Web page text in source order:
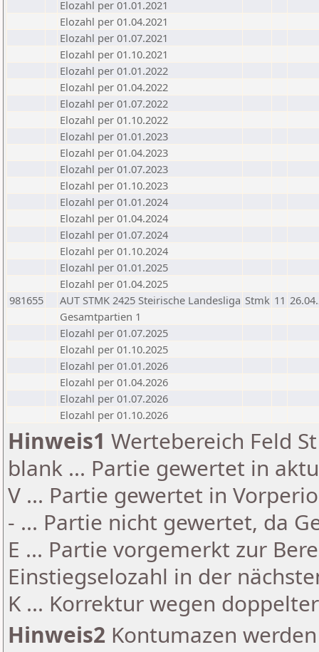
Elozahl per 01.01.2021
Elozahl per 01.04.2021
Elozahl per 01.07.2021
Elozahl per 01.10.2021
Elozahl per 01.01.2022
Elozahl per 01.04.2022
Elozahl per 01.07.2022
Elozahl per 01.10.2022
Elozahl per 01.01.2023
Elozahl per 01.04.2023
Elozahl per 01.07.2023
Elozahl per 01.10.2023
Elozahl per 01.01.2024
Elozahl per 01.04.2024
Elozahl per 01.07.2024
Elozahl per 01.10.2024
Elozahl per 01.01.2025
Elozahl per 01.04.2025
981655
AUT STMK 2425 Steirische Landesliga Stmk 11
Gesamtpartien 1
Elozahl per 01.07.2025
Elozahl per 01.10.2025
Elozahl per 01.01.2026
Elozahl per 01.04.2026
Elozahl per 01.07.2026
Elozahl per 01.10.2026
Hinweis1 Wertebereich Feld
blank ... Partie gewertet in
V ... Partie gewertet in
- ... Partie nicht gewertet, da
E ... Partie vorgemerkt zur
Einstiegselozahl in der
K ... Korrektur wegen
Hinweis2 Kontumazen